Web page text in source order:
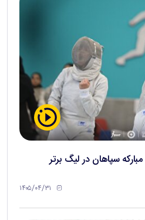
مبارکه سپاهان در لیگ برتر
۱۴۰۵/۰۴/۳۱